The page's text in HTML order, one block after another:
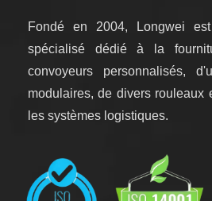
Fondé en 2004, Longwei
spécialisé dédié à la
convoyeurs personnalisés,
modulaires, de divers rouleaux
les systèmes logistiques.